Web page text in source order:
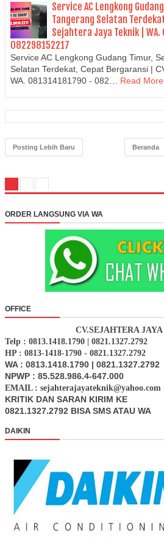
Service AC Lengkong
Tangerang Selatan
Sejahtera Jaya Teknik |
082298152217
Service AC Lengkong Gudang Timur,
Selatan Terdekat, Cepat Bergaransi |
WA. 081314181790 - 082… Read
Posting Lebih Baru Beranda
ORDER LANGSUNG VIA WA
OFFICE
CV.SEJAHTERA
Telp : 0813.1418.1790 | 0821.1327.2792
HP : 0813-1418-1790 - 0821.1327.2792
WA : 0813.1418.1790 | 0821.1327.2792
NPWP : 85.528.986.4-647.000
EMAIL : sejahterajayateknik@yahoo.com
KRITIK DAN SARAN KIRIM KE
0821.1327.2792 BISA SMS ATAU WA
DAIKIN